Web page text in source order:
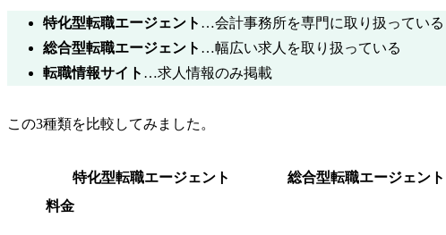
特化型転職エージェント …会計事務所を専門に取り扱っている
総合型転職エージェント …幅広い求人を取り扱っている
転職情報サイト …求人情報のみ掲載
この3種類を比較してみました。
特化型転職エージェント 総合型転職エージェント
料金